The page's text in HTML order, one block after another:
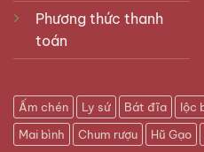
Phương thức thanh
toán
Ấm chén Ly sứ Bát đĩa lộc
Mai bình
Chum rượu Hũ Gạo